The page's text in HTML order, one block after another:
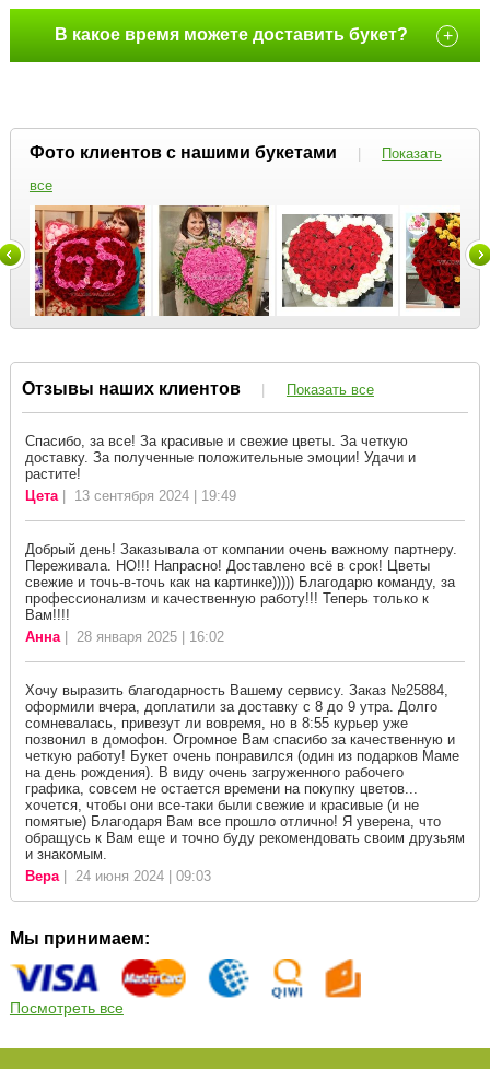
В какое время можете доставить букет? +
Фото клиентов с нашими букетами |
Показать
все
Отзывы наших клиентов | Показать все
Спасибо, за все! За красивые и свежие цветы. За четкую
доставку. За полученные положительные эмоции! Удачи и
растите!
Цета| 13 сентября 2024 | 19:49
Добрый день! Заказывала от компании очень важному партнеру.
Переживала. НО!!! Напрасно! Доставлено всё в срок! Цветы
свежие и точь-в-точь как на картинке))))) Благодарю команду, за
профессионализм и качественную работу!!! Теперь только к
Вам!!!!
Анна| 28 января 2025 | 16:02
Хочу выразить благодарность Вашему сервису. Заказ №25884,
оформили вчера, доплатили за доставку с 8 до 9 утра. Долго
сомневалась, привезут ли вовремя, но в 8:55 курьер уже
позвонил в домофон. Огромное Вам спасибо за качественную и
четкую работу! Букет очень понравился (один из подарков Маме
на день рождения). В виду очень загруженного рабочего
графика, совсем не остается времени на покупку цветов...
хочется, чтобы они все-таки были свежие и красивые (и не
помятые) Благодаря Вам все прошло отлично! Я уверена, что
обращусь к Вам еще и точно буду рекомендовать своим друзьям
и знакомым.
Вера| 24 июня 2024 | 09:03
Мы принимаем:
Посмотреть все